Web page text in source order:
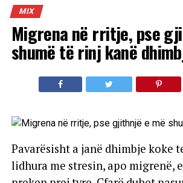
MIX
Migrena në rritje, pse
shumë të rinj kanë
Pavarësisht a janë dhimbje koke
lidhura me stresin, apo migrenë,